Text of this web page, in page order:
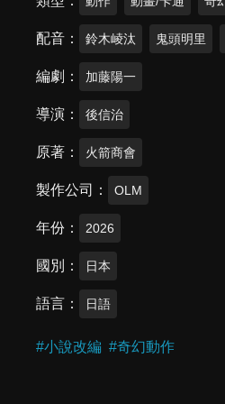
配音 鈴木崚汰 鬼頭明里
編劇 加藤陽一
導演 後信治
原著 火箭商會
製作公司 OLM
年份 2026
國別 日本
語言 日語
#小說改編 #奇幻動作